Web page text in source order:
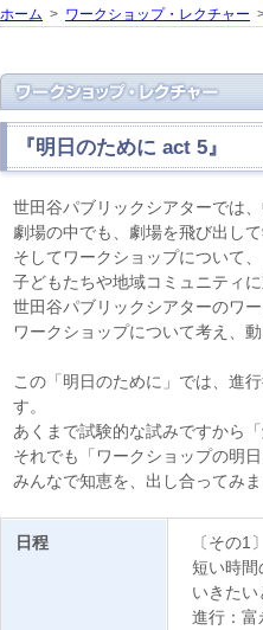
ホーム > ワークショップ・レクチャー
『明日のために act 5』
世田谷パブリックシアターでは
劇場の中でも、劇場を飛び出し
そしてワークショップについて
子どもたちや地域コミュニティ
世田谷パブリックシアターのワ
ワークショップについて考え、
この「明日のために」では、進
す。
あくまで試験的な試みですから
それでも「ワークショップの明
みんなで知恵を、出し合ってみま
日程
〔その
短い時
いきたい
進行：富